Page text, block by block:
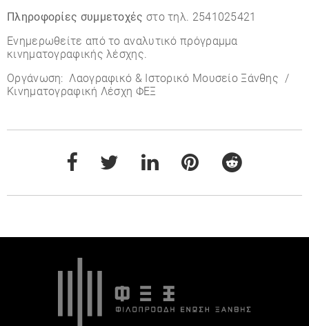
Πληροφορίες συμμετοχές στο τηλ. 2541025421
Ενημερωθείτε από το αναλυτικό πρόγραμμα
κινηματογραφικής λέσχης.
Οργάνωση: Λαογραφικό & Ιστορικό Μουσείο Ξάνθης /
Κινηματογραφική Λέσχη ΦΕΞ